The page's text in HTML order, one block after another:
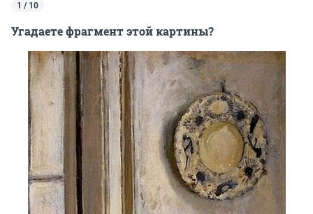
1 / 10
Угадаете фрагмент этой картины?